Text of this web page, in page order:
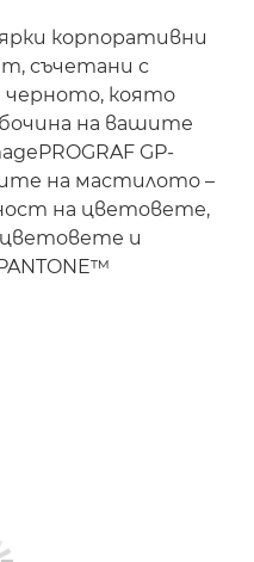
корпоративни
съчетани с
черното, която
на вашите
GP-
на мастилото –
на цветовете,
и